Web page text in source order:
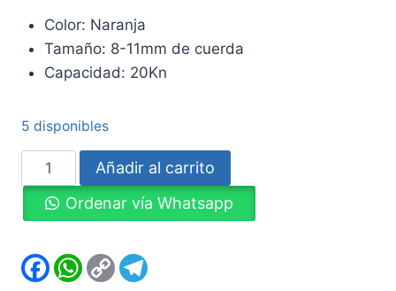
Color: Naranja
Tamaño: 8-11mm de cuerda
Capacidad: 20Kn
5 disponibles
Polea
para
Escalada
Micro
–
Añadir al carrito
Ordenar vía Whatsapp
FacebookWhatsApp
Copy
Link